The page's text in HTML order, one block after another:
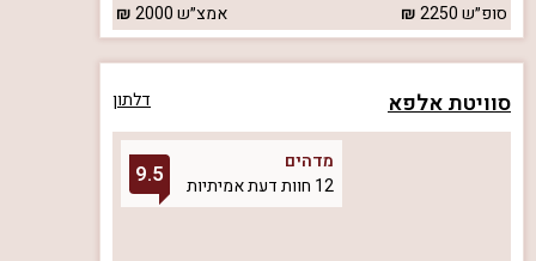
סופ״ש2250 אמצ״ש2000
סוויטת אלפא דלתון
מדהים
12 חוות דעת אמיתיות
9.5